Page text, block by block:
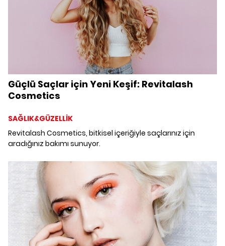
Güçlü Saçlar için Yeni Keşif: Revitalash
Cosmetics
SAĞLIK&GÜZELLİK
Revitalash Cosmetics, bitkisel içeriğiyle saçlarınız için
aradığınız bakımı sunuyor.